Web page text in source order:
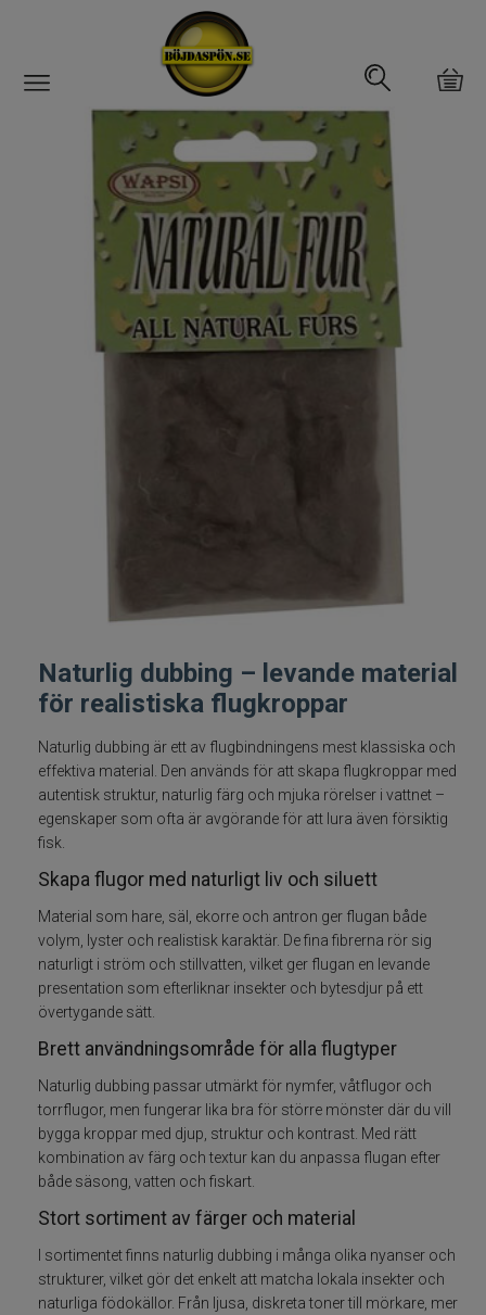
Abborrfemman
Flugbindning
Bindtråd
Dubbing
Fjäder
Flash och Fiber
Floss
Flugkrok
Foam
Gäddflugfiske
Hackel nackar
Huvuden ögon
Naturlig dubbing – levande material
för realistiska flugkroppar
Naturlig dubbing är ett av flugbindningens mest klassiska och
effektiva material. Den används för att skapa flugkroppar med
autentisk struktur, naturlig färg och mjuka rörelser i vattnet –
egenskaper som ofta är avgörande för att lura även försiktig
fisk.
Skapa flugor med naturligt liv och siluett
Material som hare, säl, ekorre och antron ger flugan både
volym, lyster och realistisk karaktär. De fina fibrerna rör sig
naturligt i ström och stillvatten, vilket ger flugan en levande
presentation som efterliknar insekter och bytesdjur på ett
övertygande sätt.
Brett användningsområde för alla flugtyper
Naturlig dubbing passar utmärkt för nymfer, våtflugor och
torrflugor, men fungerar lika bra för större mönster där du vill
bygga kroppar med djup, struktur och kontrast. Med rätt
kombination av färg och textur kan du anpassa flugan efter
både säsong, vatten och fiskart.
Stort sortiment av färger och material
I sortimentet finns naturlig dubbing i många olika nyanser och
strukturer, vilket gör det enkelt att matcha lokala insekter och
naturliga födokällor. Från ljusa, diskreta toner till mörkare, mer